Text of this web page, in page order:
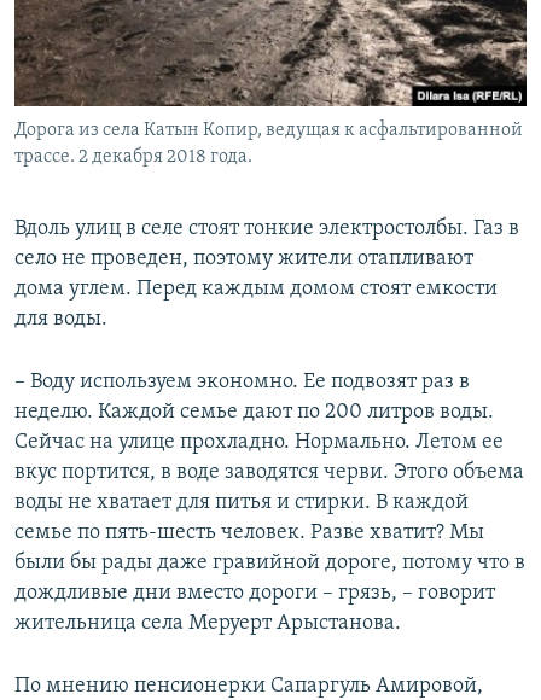
Дорога из села Катын Копир, ведущая к асфальтированной
трассе. 2 декабря 2018 года.
Вдоль улиц в селе стоят тонкие электростолбы. Газ в
село не проведен, поэтому жители отапливают
дома углем. Перед каждым домом стоят емкости
для воды.
– Воду используем экономно. Ее подвозят раз в
неделю. Каждой семье дают по 200 литров воды.
Сейчас на улице прохладно. Нормально. Летом ее
вкус портится, в воде заводятся черви. Этого объема
воды не хватает для питья и стирки. В каждой
семье по пять-шесть человек. Разве хватит? Мы
были бы рады даже гравийной дороге, потому что в
дождливые дни вместо дороги – грязь, – говорит
жительница села Меруерт Арыстанова.
По мнению пенсионерки Сапаргуль Амировой,